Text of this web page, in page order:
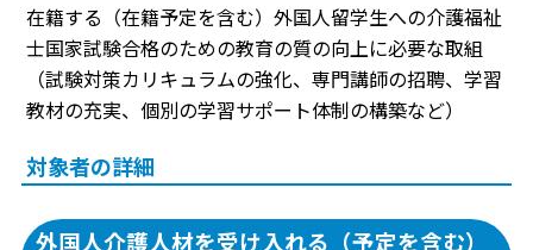
在籍する（在籍予定を含む）外国人留学生への介護福祉
士国家試験合格のための教育の質の向上に必要な取組
（試験対策カリキュラムの強化、専門講師の招聘、学習
教材の充実、個別の学習サポート体制の構築など）
対象者の詳細
外国人介護人材を受け入れる（予定を含む）